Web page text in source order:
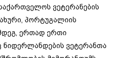
ვეტერანების
პორტუგალიის
ერთად ერთი
ნიდერლანდების ვეტერანთა